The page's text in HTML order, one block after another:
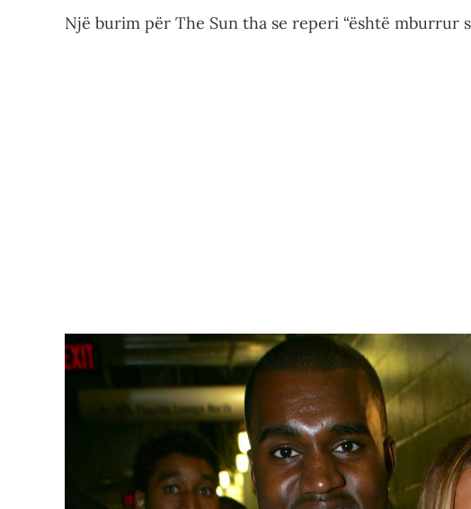
Një burim për The Sun tha se reperi “është mburrur